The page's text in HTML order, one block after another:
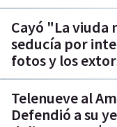
Cayó "La viuda
seducía por
fotos y los
Telenueve al
Defendió a su